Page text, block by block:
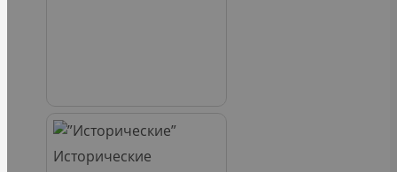
Исторические